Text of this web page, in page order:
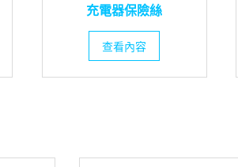
充電器保險絲
查看內容